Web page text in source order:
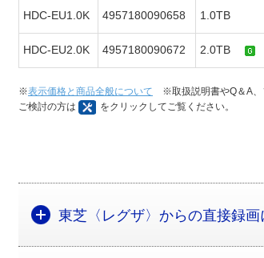
HDC-EU1.0K 4957180090658 1.0TB
HDC-EU2.0K 4957180090672 2.0TB
※表示価格と商品全般について ※取扱説明書やQ＆A、
ご検討の方は
をクリックしてご覧ください。
東芝〈レグザ〉からの直接録画